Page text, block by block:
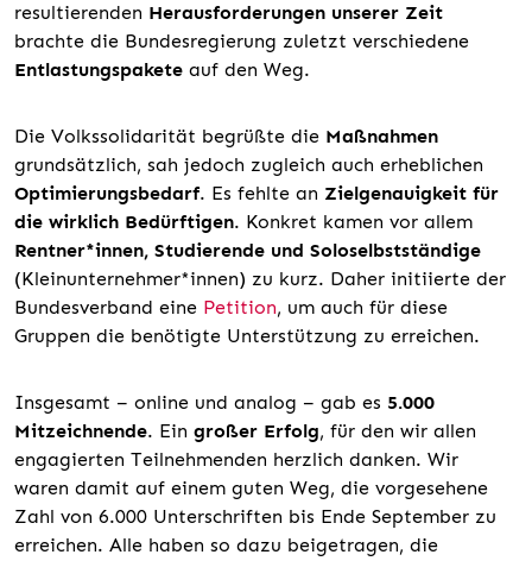
resultierenden Herausforderungen unserer Zeit
brachte die Bundesregierung zuletzt verschiedene
Entlastungspakete auf den Weg.
Die Volkssolidarität begrüßte die Maßnahmen
grundsätzlich, sah jedoch zugleich auch erheblichen
Optimierungsbedarf. Es fehlte an Zielgenauigkeit für
die wirklich Bedürftigen. Konkret kamen vor allem
Rentner*innen, Studierende und Soloselbstständige
(Kleinunternehmer*innen) zu kurz. Daher initiierte der
Bundesverband eine Petition, um auch für diese
Gruppen die benötigte Unterstützung zu erreichen.
Insgesamt – online und analog – gab es 5.000
Mitzeichnende. Ein großer Erfolg, für den wir allen
engagierten Teilnehmenden herzlich danken. Wir
waren damit auf einem guten Weg, die vorgesehene
Zahl von 6.000 Unterschriften bis Ende September zu
erreichen. Alle haben so dazu beigetragen, die